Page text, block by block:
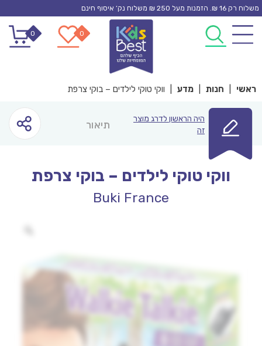
Skip
content
משלוח רק 16 ₪. הזמנות מעל 250 ₪ משלוח נק’ איסוף חינם
0
0
ראשי חנות מדע ווקי טוקי לילדים – בוקי צרפת
היה הראשון לדרג מוצר
זה
תיאור
ווקי טוקי לילדים – בוקי צרפת
Buki France